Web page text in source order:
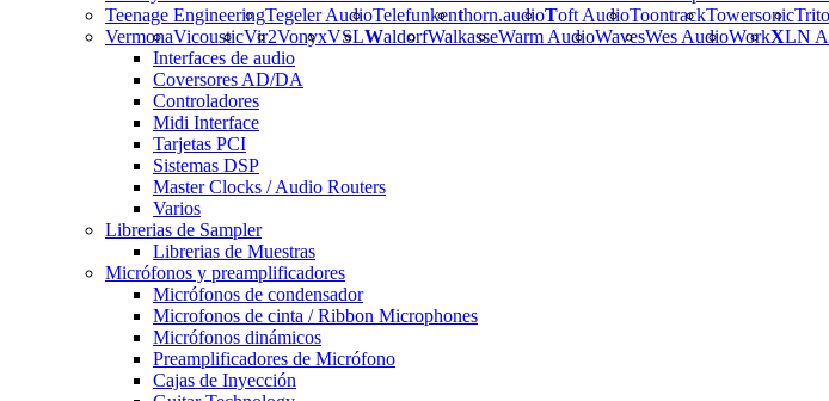
Teenage EngineeringTegeler AudioTelefunkenthorn.audioToft AudioToontrackTowersonic
VermonaVicousticVir2VonyxVSLWaldorfWalkasseWarm AudioWavesWes AudioWorkXLN
Interfaces de audio
Coversores AD/DA
Controladores
Midi Interface
Tarjetas PCI
Sistemas DSP
Master Clocks / Audio Routers
Varios
Librerias de Sampler
Librerias de Muestras
Micrófonos y preamplificadores
Micrófonos de condensador
Microfonos de cinta / Ribbon Microphones
Micrófonos dinámicos
Preamplificadores de Micrófono
Cajas de Inyección